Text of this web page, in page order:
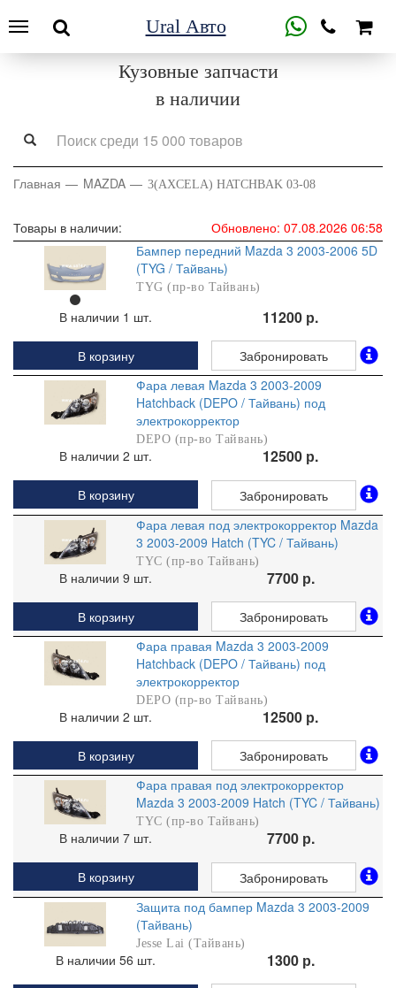
Ural Авто
Кузовные запчасти
в наличии
Главная MAZDA 3(AXCELA) HATCHBAK 03-08
Товары в наличии:
Обновлено: 07.08.2026 06:58
Бампер передний Mazda 3 2003-2006 5D
(TYG / Тайвань)
TYG (пр-во Тайвань)
В наличии 1 шт. 11200 р.
В корзину
Забронировать
Фара левая Mazda 3 2003-2009
Hatchback (DEPO / Тайвань) под
электрокорректор
DEPO (пр-во Тайвань)
В наличии 2 шт. 12500 р.
В корзину
Забронировать
Фара левая под электрокорректор Mazda
3 2003-2009 Hatch (TYC / Тайвань)
TYC (пр-во Тайвань)
В наличии 9 шт. 7700 р.
В корзину
Забронировать
Фара правая Mazda 3 2003-2009
Hatchback (DEPO / Тайвань) под
электрокорректор
DEPO (пр-во Тайвань)
В наличии 2 шт. 12500 р.
В корзину
Забронировать
Фара правая под электрокорректор
Mazda 3 2003-2009 Hatch (TYC / Тайвань)
TYC (пр-во Тайвань)
В наличии 7 шт. 7700 р.
В корзину
Забронировать
Защита под бампер Mazda 3 2003-2009
(Тайвань)
Jesse Lai (Тайвань)
В наличии 56 шт. 1300 р.